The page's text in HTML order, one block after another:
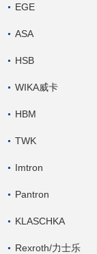
EGE
ASA
HSB
WIKA威卡
HBM
TWK
Imtron
Pantron
KLASCHKA
Rexroth/力士乐